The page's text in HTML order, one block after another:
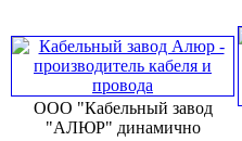
ООО "Кабельный завод
"АЛЮР" динамично